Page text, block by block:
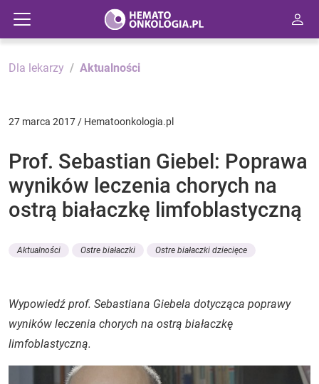
Dla lekarzy Aktualności
27 marca 2017 / Hematoonkologia.pl
Prof. Sebastian Giebel: Poprawa
wyników leczenia chorych na
ostrą białaczkę limfoblastyczną
Aktualności Ostre białaczki Ostre białaczki dziecięce
Wypowiedź prof. Sebastiana Giebela dotycząca poprawy
wyników leczenia chorych na ostrą białaczkę
limfoblastyczną.